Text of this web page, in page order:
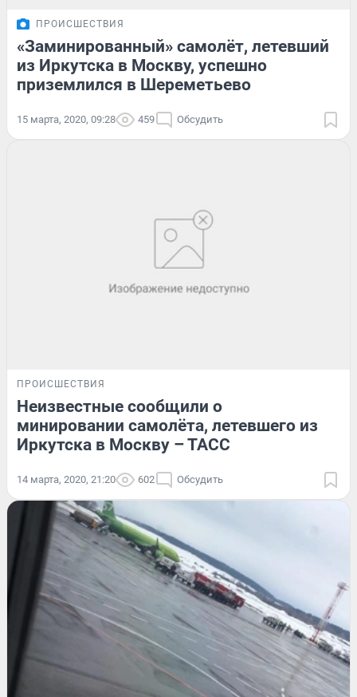
ПРОИСШЕСТВИЯ
«Заминированный» самолёт, летевший
из Иркутска в Москву, успешно
приземлился в Шереметьево
15 марта, 2020, 09:28 459 Обсудить
ПРОИСШЕСТВИЯ
Неизвестные сообщили о
минировании самолёта, летевшего из
Иркутска в Москву – ТАСС
14 марта, 2020, 21:20 602 Обсудить